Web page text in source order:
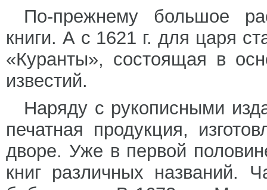
По-прежнему большое
книги. А с 1621 г. для царя
«Куранты», состоящая в
известий.
Наряду с рукописными
печатная продукция,
дворе. Уже в первой
книг различных названий.